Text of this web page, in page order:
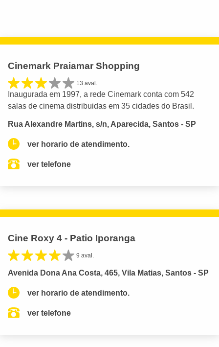
Cinemark Praiamar Shopping
13 aval.
Inaugurada em 1997, a rede Cinemark conta com 542
salas de cinema distribuidas em 35 cidades do Brasil.
Rua Alexandre Martins, s/n, Aparecida, Santos - SP
ver horario de atendimento.
ver telefone
Cine Roxy 4 - Patio Iporanga
9 aval.
Avenida Dona Ana Costa, 465, Vila Matias, Santos - SP
ver horario de atendimento.
ver telefone